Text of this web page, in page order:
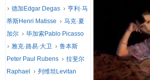
德加Edgar Degas
亨利·马
蒂斯Henri Matisse
马克·夏
加尔
毕加索Pablo Picasso
雅克·路易·大卫
鲁本斯
Peter Paul Rubens
拉斐尔
Raphael
列维坦Levitan